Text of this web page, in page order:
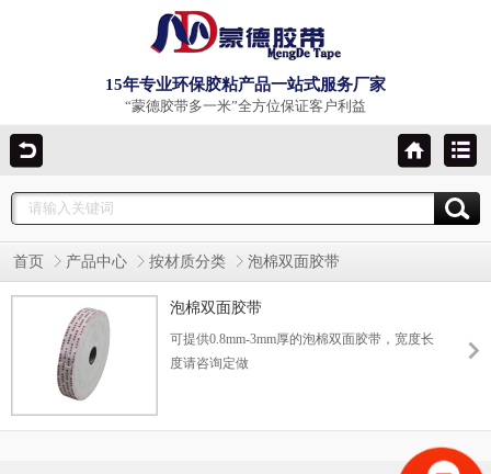
15年专业环保胶粘产品一站式服务厂家
“蒙德胶带多一米”全方位保证客户利益
首页 产品中心 按材质分类 泡棉双面胶带
泡棉双面胶带
可提供0.8mm-3mm厚的泡棉双面胶带，宽度长
度请咨询定做